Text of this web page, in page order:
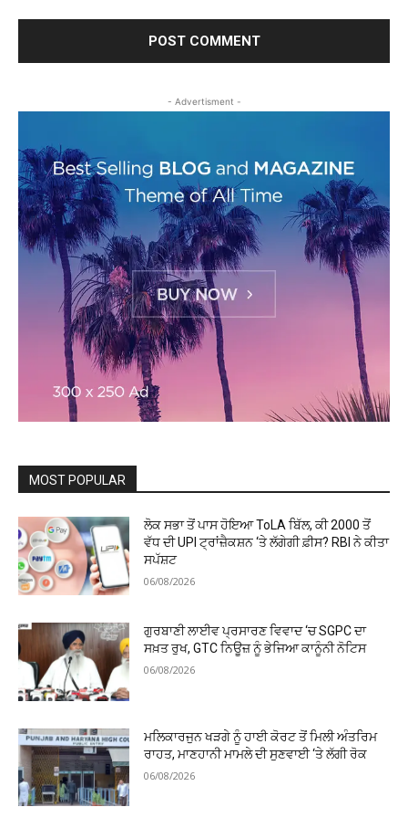
- Advertisment -
MOST POPULAR
ਲੋਕ ਸਭਾ ਤੋਂ ਪਾਸ ਹੋਇਆ ToLA ਬਿੱਲ, ਕੀ ₹2000 ਤੋਂ
ਵੱਧ ਦੀ UPI ਟ੍ਰਾਂਜ਼ੈਕਸ਼ਨ ‘ਤੇ ਲੱਗੇਗੀ ਫ਼ੀਸ? RBI ਨੇ ਕੀਤਾ
ਸਪੱਸ਼ਟ
06/08/2026
ਗੁਰਬਾਣੀ ਲਾਈਵ ਪ੍ਰਸਾਰਣ ਵਿਵਾਦ ‘ਚ SGPC ਦਾ
ਸਖ਼ਤ ਰੁਖ, GTC ਨਿਊਜ਼ ਨੂੰ ਭੇਜਿਆ ਕਾਨੂੰਨੀ ਨੋਟਿਸ
06/08/2026
ਮਲਿਕਾਰਜੁਨ ਖੜਗੇ ਨੂੰ ਹਾਈ ਕੋਰਟ ਤੋਂ ਮਿਲੀ ਅੰਤਰਿਮ
ਰਾਹਤ, ਮਾਣਹਾਨੀ ਮਾਮਲੇ ਦੀ ਸੁਣਵਾਈ ‘ਤੇ ਲੱਗੀ ਰੋਕ
06/08/2026